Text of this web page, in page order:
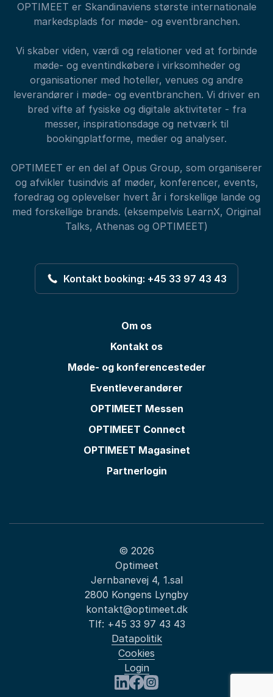
OPTIMEET er Skandinaviens største internationale
markedsplads for møde- og eventbranchen.
Vi skaber viden, værdi og relationer ved at forbinde
møde- og eventindkøbere i virksomheder og
organisationer med hoteller, venues og andre
leverandører i møde- og eventbranchen. Vi driver en
bred vifte af fysiske og digitale aktiviteter - fra
messer, inspirationsdage og netværk til
bookingplatforme, medier og analyser.
OPTIMEET er en del af Opus Group, som organiserer
og afvikler tusindvis af møder, konferencer, events,
foredrag og oplevelser hvert år i forskellige lande og
med forskellige brands. (eksempelvis LearnX, Original
Talks, Athenas og OPTIMEET)
Kontakt booking: +45 33 97 43 43
Om os
Kontakt os
Møde- og konferencesteder
Eventleverandører
OPTIMEET Messen
OPTIMEET Connect
OPTIMEET Magasinet
Partnerlogin
© 2026
Optimeet
Jernbanevej 4, 1.sal
2800 Kongens Lyngby
kontakt@optimeet.dk
Tlf: +45 33 97 43 43
Datapolitik
Cookies
Login